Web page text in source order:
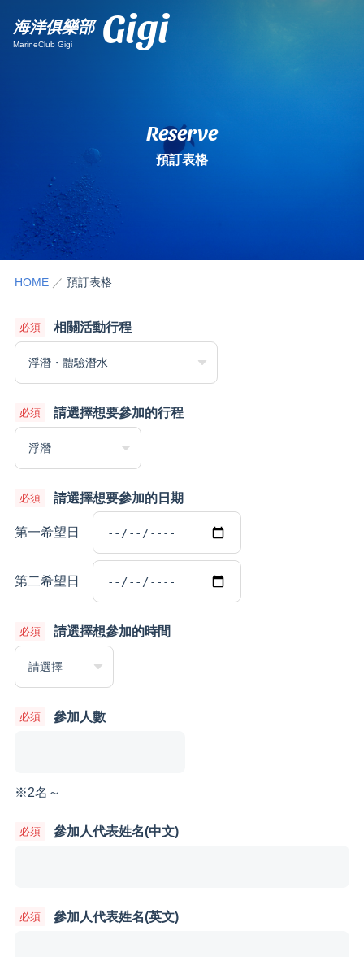
海洋俱樂部
MarineClub Gigi Gigi
Reserve
預訂表格
HOME 預訂表格
相關活動行程
請選擇想要參加的行程
請選擇想要參加的日期
第一希望日
第二希望日
請選擇想參加的時間
參加人數
※2名～
參加人代表姓名(中文)
參加人代表姓名(英文)